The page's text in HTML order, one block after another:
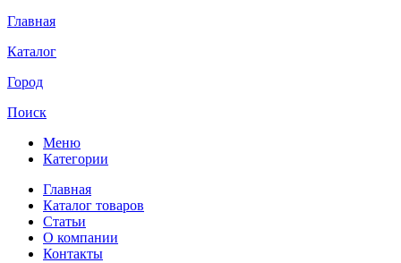
Главная
Каталог
Город
Поиск
Меню
Категории
Главная
Каталог товаров
Статьи
О компании
Контакты